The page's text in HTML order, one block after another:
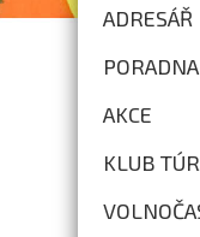
ADRESÁŘ
PORADNA
AKCE
KLUB